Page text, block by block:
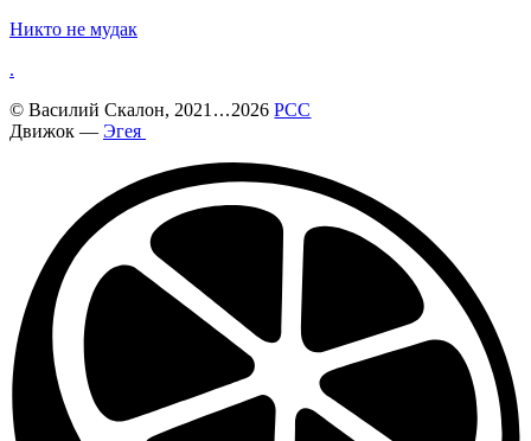
Никто не мудак
.
© Василий Скалон, 2021 ...2026РСС
Движок — Эгея